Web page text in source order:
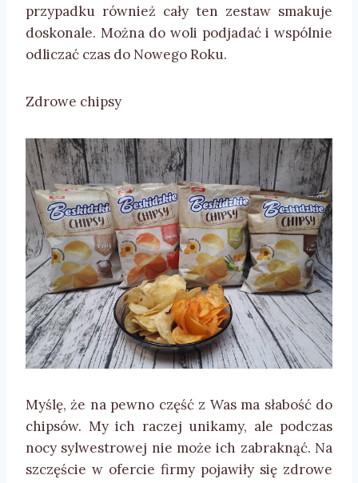
przypadku również cały ten zestaw smakuje
doskonale. Można do woli podjadać i wspólnie
odliczać czas do Nowego Roku.
Zdrowe chipsy
Myślę, że na pewno część z Was ma słabość do
chipsów. My ich raczej unikamy, ale podczas
nocy sylwestrowej nie może ich zabraknąć. Na
szczęście w ofercie firmy pojawiły się zdrowe